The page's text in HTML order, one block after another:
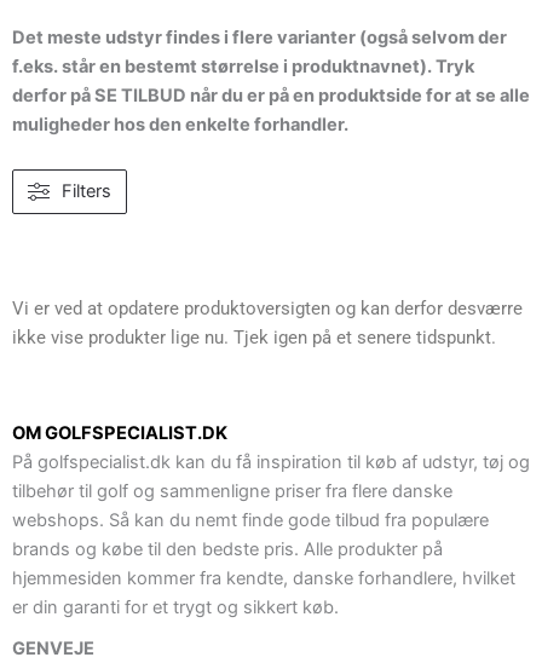
Det meste udstyr findes i flere varianter (også selvom der
f.eks. står en bestemt størrelse i produktnavnet). Tryk
derfor på SE TILBUD når du er på en produktside for at se alle
muligheder hos den enkelte forhandler.
Filters
Vi er ved at opdatere produktoversigten og kan derfor desværre
ikke vise produkter lige nu. Tjek igen på et senere tidspunkt.
OM GOLFSPECIALIST.DK
På golfspecialist.dk kan du få inspiration til køb af udstyr, tøj og
tilbehør til golf og sammenligne priser fra flere danske
webshops. Så kan du nemt finde gode tilbud fra populære
brands og købe til den bedste pris. Alle produkter på
hjemmesiden kommer fra kendte, danske forhandlere, hvilket
er din garanti for et trygt og sikkert køb.
GENVEJE